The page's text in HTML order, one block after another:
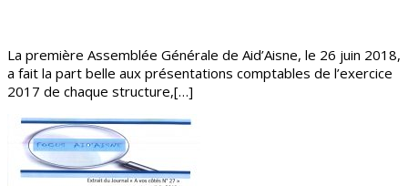
La première Assemblée Générale de Aid’Aisne, le 26 juin 2018,
a fait la part belle aux présentations comptables de l’exercice
2017 de chaque structure,[…]